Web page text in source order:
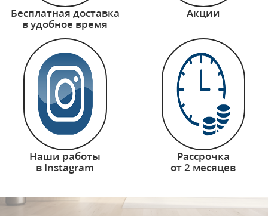
Бесплатная доставка
в удобное время
Акции
Наши работы
в Instagram
Рассрочка
от 2 месяцев